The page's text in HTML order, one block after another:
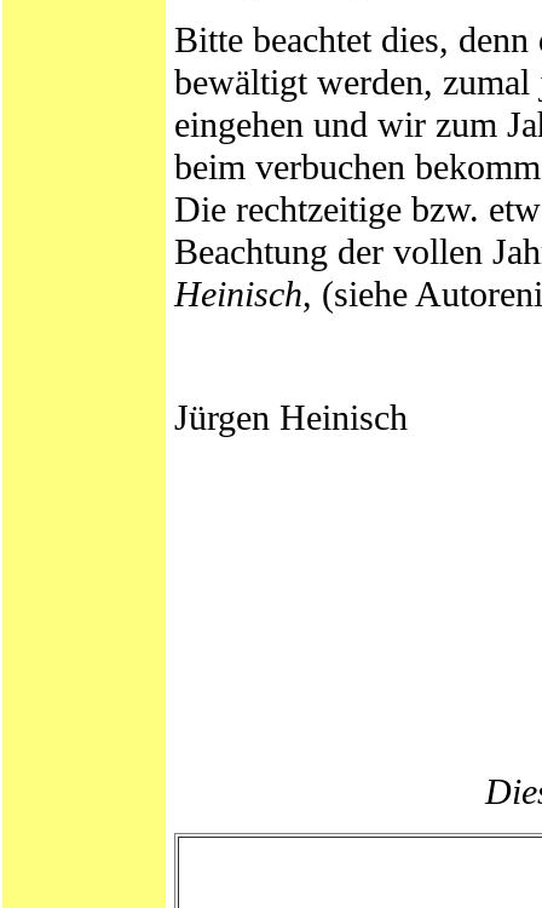
Bitte beachtet dies,
bewältigt werden, zumal
eingehen und wir zum
beim verbuchen
Die rechtzeitige bzw.
Beachtung der vollen
Heinisch, (siehe
Jürgen Heinisch